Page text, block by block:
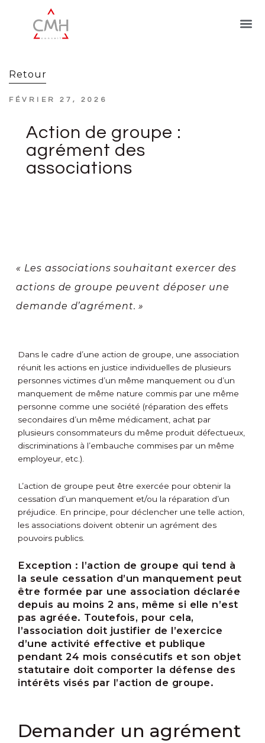
Retour
FÉVRIER 27, 2026
Action de groupe :
agrément des
associations
« Les associations souhaitant exercer des
actions de groupe peuvent déposer une
demande d’agrément. »
Dans le cadre d’une action de groupe, une association
réunit les actions en justice individuelles de plusieurs
personnes victimes d’un même manquement ou d’un
manquement de même nature commis par une même
personne comme une société (réparation des effets
secondaires d’un même médicament, achat par
plusieurs consommateurs du même produit défectueux,
discriminations à l’embauche commises par un même
employeur, etc.).
L’action de groupe peut être exercée pour obtenir la
cessation d’un manquement et/ou la réparation d’un
préjudice. En principe, pour déclencher une telle action,
les associations doivent obtenir un agrément des
pouvoirs publics.
Exception : l’action de groupe qui tend à
la seule cessation d’un manquement peut
être formée par une association déclarée
depuis au moins 2 ans, même si elle n’est
pas agréée. Toutefois, pour cela,
l’association doit justifier de l’exercice
d’une activité effective et publique
pendant 24 mois consécutifs et son objet
statutaire doit comporter la défense des
intérêts visés par l’action de groupe.
Demander un agrément